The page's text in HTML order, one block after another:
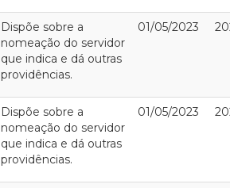
Dispõe sobre a
nomeação do servidor
que indica e dá outras
providências.
01/05/2023
Dispõe sobre a
nomeação do servidor
que indica e dá outras
providências.
01/05/2023